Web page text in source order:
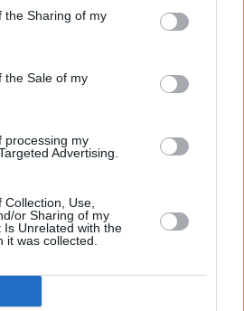
the Sharing of my
the Sale of my
processing my
Advertising.
Use,
or Sharing of my
Is Unrelated with the
it was collected.
aire (hoy).
de sufrir un robo.
mujeres.
gastronómica.
de cultura y ocio.
que visitar.